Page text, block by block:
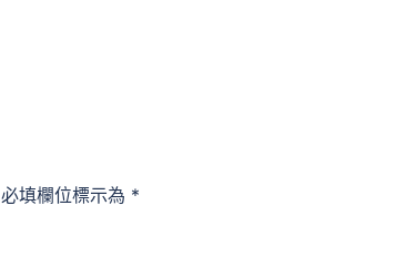
必填欄位標示為 *